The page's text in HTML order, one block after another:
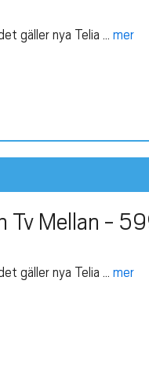
gäller nya Telia ... mer
Tv Mellan -
gäller nya Telia ... mer